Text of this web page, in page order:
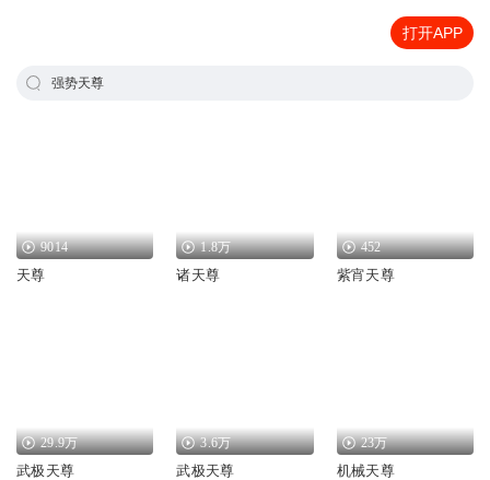
打开APP
强势天尊
9014
天尊
1.8万
诸天尊
452
紫宵天尊
29.9万
武极天尊
3.6万
武极天尊
23万
机械天尊